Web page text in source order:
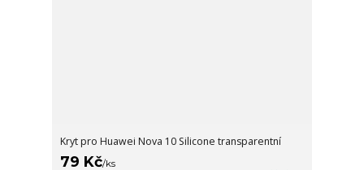
Kryt pro Huawei Nova 10 Silicone transparentní
79 Kč/ks